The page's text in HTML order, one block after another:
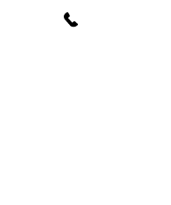
UC03041 -